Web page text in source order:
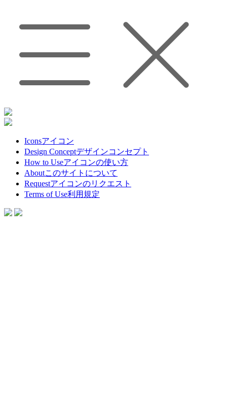
Iconsアイコン
Design Conceptデザインコンセプト
How to Useアイコンの使い方
Aboutこのサイトについて
Requestアイコンのリクエスト
Terms of Use利用規定